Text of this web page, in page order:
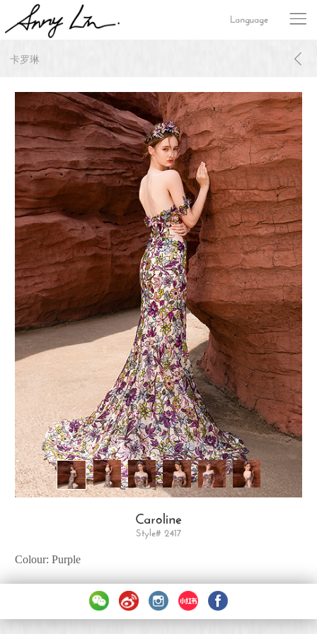
Language
卡罗琳
Caroline
Style# 2417
Colour: Purple